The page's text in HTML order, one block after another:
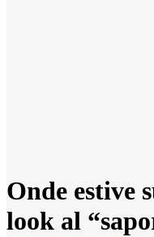
Onde estive
look al